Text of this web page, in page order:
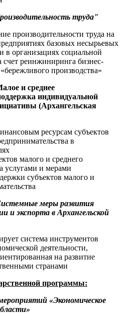
труда"
производительности труда на
базовых несырьевых
в организациях социальной
счет реинжиниринга бизнес-
производства»
и среднее
индивидуальной
(Архангельская
ресурсам субъектов
в
малого и среднего
услугами и мерами
субъектов малого и
меры развития
и экспорта в Архангельской
система инструментов
деятельности,
на развитие
странами
программы:
«Экономическое